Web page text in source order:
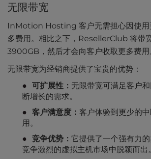
无限带宽
InMotion Hosting 客户无需担心因使用
多费用。相比之下，ResellerClub 将带
3900GB，然后才会向客户收取更多费用
无限带宽为经销商提供了宝贵的优势：
可扩展性： 无限带宽可满足客户
断增长的需求。
客户满意度： 客户体验到更少的
用。
竞争优势： 它提供了一个强有力
竞争激烈的虚拟主机市场中脱颖而出。